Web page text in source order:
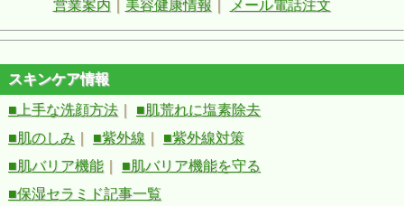
営業案内
美容健康情報 メール電話注文
スキンケア情報
■上手な洗顔方法
■肌荒れに塩素除去
■肌のしみ
■紫外線
■紫外線対策
■肌バリア機能
■肌バリア機能を守る
■保湿セラミド記事一覧